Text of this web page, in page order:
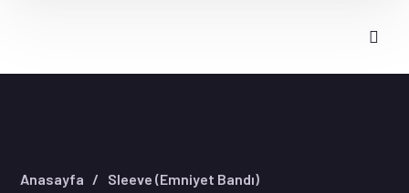
Anasayfa Sleeve (Emniyet Bandı)